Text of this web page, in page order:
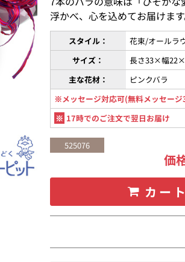
浮かべ、心を込めてお届けます
スタイル：
花束/オールラ
サイズ：
長さ33×幅
主な花材：
ピンクバラ
※メッセージ対応可(無料メッセー
※ 17時でのご注文で翌日お届け
525076
価
カー